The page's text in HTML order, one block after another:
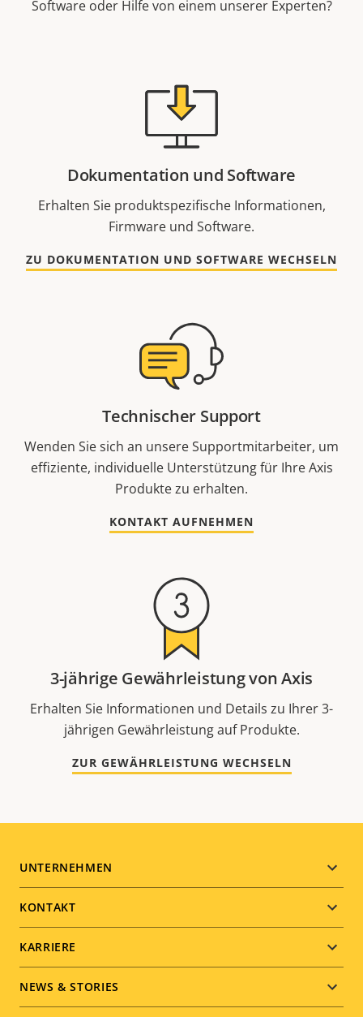
Software oder Hilfe von einem unserer Experten?
Dokumentation und Software
Erhalten Sie produktspezifische Informationen,
Firmware und Software.
ZU DOKUMENTATION UND SOFTWARE WECHSELN
Technischer Support
Wenden Sie sich an unsere Supportmitarbeiter, um
effiziente, individuelle Unterstützung für Ihre Axis
Produkte zu erhalten.
KONTAKT AUFNEHMEN
3-jährige Gewährleistung von Axis
Erhalten Sie Informationen und Details zu Ihrer 3-
jährigen Gewährleistung auf Produkte.
ZUR GEWÄHRLEISTUNG WECHSELN
Footer
menu
UNTERNEHMEN
KONTAKT
KARRIERE
NEWS & STORIES